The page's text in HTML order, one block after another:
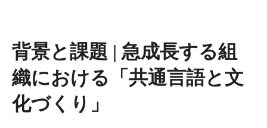
背景と課題 | 急成長する組
織における「共通言語と文
化づくり」